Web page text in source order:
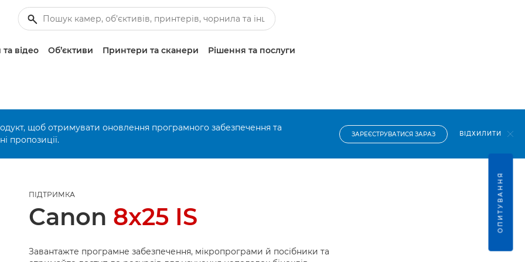
відео Об’єктиви Принтери та сканери Рішення та послуги
щоб отримувати оновлення програмного забезпечення та
пропозиції.
ЗАРЕЄСТРУВАТИСЯ ЗАРАЗ ВІДХИЛИТИ
ПІДТРИМКА
Canon 8x25 IS
Завантажте програмне забезпечення, мікропрограми й посібники та
ОПИТУВАННЯ